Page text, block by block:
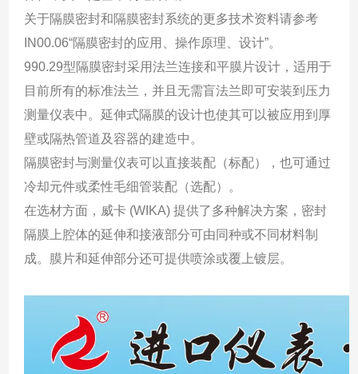
关于隔膜密封和隔膜密封系统的更多技术资料请参考
IN00.06“隔膜密封的应用、操作原理、设计”。
990.29型隔膜密封采用法兰连接和平膜片设计，适用于
目前所有的标准法兰，并且无需盲法兰即可安装到压力
测量仪表中。延伸式隔膜的设计也使其可以被应用到厚
壁或隔热管道及容器的建造中。
隔膜密封与测量仪表可以直接装配（标配），也可通过
冷却元件或柔性毛细管装配（选配）。
在选材方面，威卡 (WIKA) 提供了多种解决方案，密封
隔膜上腔体的延伸和接液部分可由同种或不同材料制
成。膜片和延伸部分还可提供喷涂或覆上镀层。